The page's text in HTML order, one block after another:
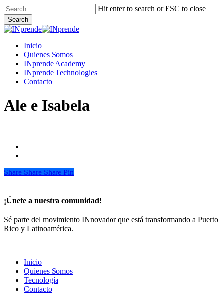
Skip
to
main
content
Hit enter to search or ESC to close
Search
Close
Menu
Inicio
Quienes Somos
INprende Academy
INprende Technologies
Contacto
Ale e Isabela
Share
Share Share Share Pin
¡Únete a nuestra comunidad!
Sé parte del movimiento INnovador que está transformando a Puerto
Rico y Latinoamérica.
Inicio
Quienes Somos
Tecnología
Contacto